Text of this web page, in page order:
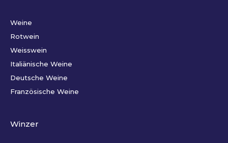
Weine
Rotwein
Weisswein
Italiänische Weine
Deutsche Weine
Französische Weine
Winzer